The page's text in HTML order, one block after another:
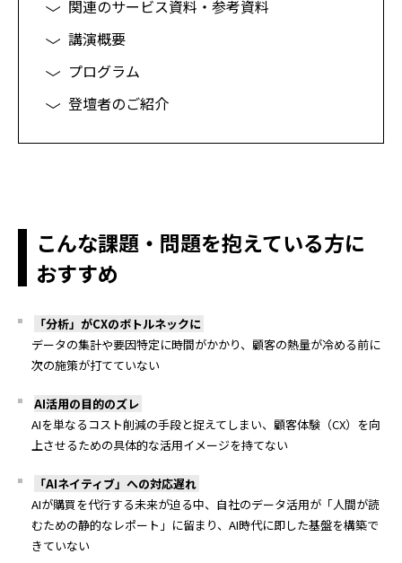
関連のサービス資料・参考資料
講演概要
プログラム
登壇者のご紹介
こんな課題・問題を抱えている方に
おすすめ
「分析」がCXのボトルネックに
データの集計や要因特定に時間がかかり、顧客の熱量が冷める前に
次の施策が打てていない
AI活用の目的のズレ
AIを単なるコスト削減の手段と捉えてしまい、顧客体験（CX）を向
上させるための具体的な活用イメージを持てない
「AIネイティブ」への対応遅れ
AIが購買を代行する未来が迫る中、自社のデータ活用が「人間が読
むための静的なレポート」に留まり、 AI時代に即した基盤を構築で
きていない